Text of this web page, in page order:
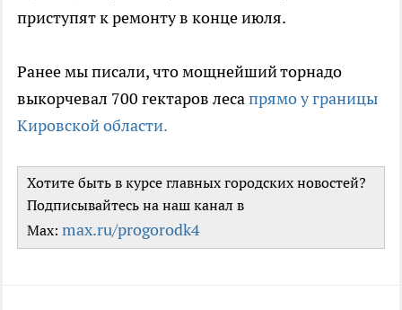
приступят к ремонту в конце июля.
Ранее мы писали, что мощнейший торнадо
выкорчевал 700 гектаров лесапрямо у границы
Кировской области.
Хотите быть в курсе главных городских новостей?
Подписывайтесь на наш канал в
Max: max.ru/progorodk4